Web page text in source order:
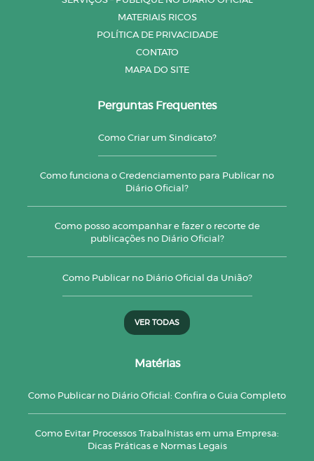
MATERIAIS RICOS
POLÍTICA DE PRIVACIDADE
CONTATO
MAPA DO SITE
Perguntas Frequentes
Como Criar um Sindicato?
Como funciona o Credenciamento para Publicar no
Diário Oficial?
Como posso acompanhar e fazer o recorte de
publicações no Diário Oficial?
Como Publicar no Diário Oficial da União?
VER TODAS
Matérias
Como Publicar no Diário Oficial: Confira o Guia Completo
Como Evitar Processos Trabalhistas em uma Empresa:
Dicas Práticas e Normas Legais